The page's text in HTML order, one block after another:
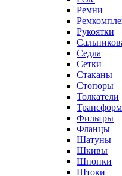
Ремни
Рукоятки
Седла
Сетки
Стаканы
Стопоры
Толкатели
Фильтры
Фланцы
Шатуны
Шкивы
Шпонки
Штоки